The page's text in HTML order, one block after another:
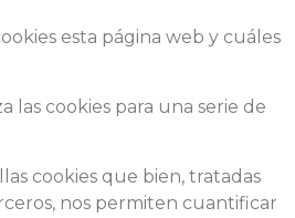
esta página web y cuáles
las cookies para una serie de
cookies que bien, tratadas
nos permiten cuantificar